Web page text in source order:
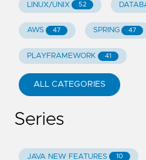
LINUX/UNIX 52
AWS 47 SPRING 47
PLAYFRAMEWORK 41
ALL CATEGORIES
Series
JAVA NEW FEATURES 10